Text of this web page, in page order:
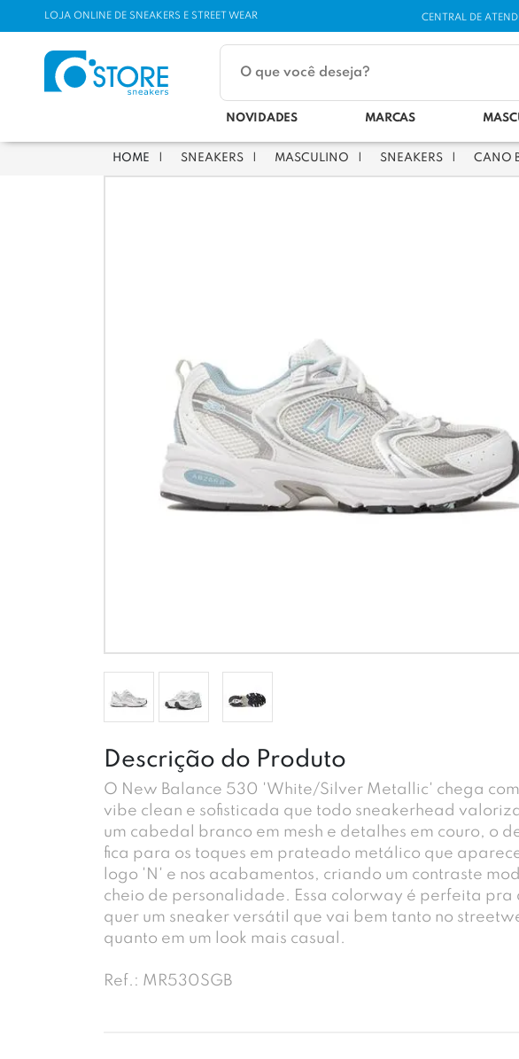
LOJA ONLINE DE SNEAKERS E STREET WEAR CENTRAL DE
NOVIDADES MARCAS
SNEAKERS MASCULINO SNEAKERS CANO
Descrição do Produto
O New Balance 530 'White/Silver Metallic' chega
vibe clean e sofisticada que todo sneakerhead
um cabedal branco em mesh e detalhes em couro, o
fica para os toques em prateado metálico que
logo 'N' e nos acabamentos, criando um contraste
cheio de personalidade. Essa colorway é perfeita pra
quer um sneaker versátil que vai bem tanto no
quanto em um look mais casual.
Ref.: MR530SGB